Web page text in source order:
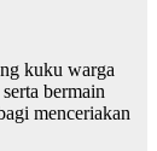
kuku warga
bermain
menceriakan